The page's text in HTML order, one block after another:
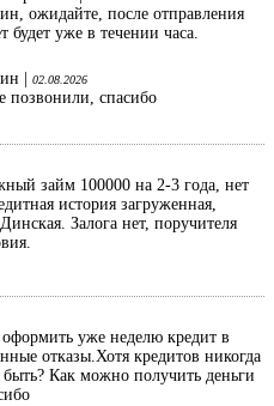
ожидайте, после отправления
будет уже в течении часа.
| 02.08.2026
позвонили, спасибо
займ 100000 на 2-3 года, нет
история загруженная,
Залога нет, поручителя
уже неделю кредит в
отказы.Хотя кредитов никогда
Как можно получить деньги